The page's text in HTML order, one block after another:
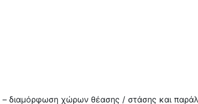
διαμόρφωση χώρων θέασης / στάσης και